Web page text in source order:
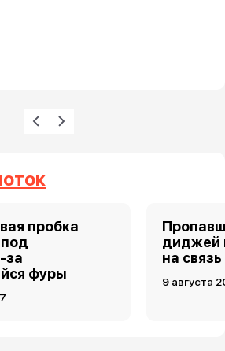
Предыдущая страница
Следующая страница
пробка
за
фуры
диджей
на связь
9 августа